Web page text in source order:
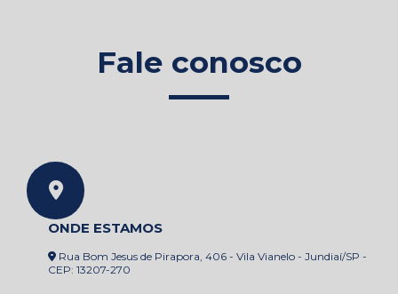
Fale conosco
ONDE ESTAMOS
Rua Bom Jesus de Pirapora, 406 - Vila Vianelo - Jundiaí/SP -
CEP: 13207-270